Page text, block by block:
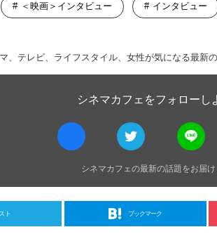
＜映画＞インタビュー インタビュー
、テレビ、ライフスタイル、女性が気になる最新
シネマカフェをフォローし
シネマカフェの最新の話題をお届
ト ブックマーク